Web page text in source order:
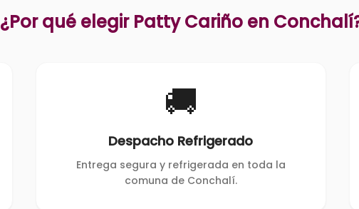
¿Por qué elegir Patty Cariño en Conchalí
🚚
Despacho Refrigerado
Entrega segura y refrigerada en toda la
comuna de Conchalí.